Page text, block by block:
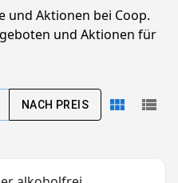
und Aktionen bei Coop.
und Aktionen für
NACH PREIS